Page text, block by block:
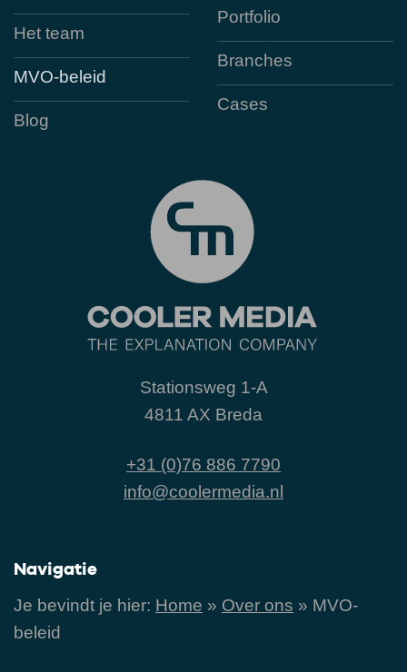
Het team
MVO-beleid
Blog
Portfolio
Branches
Cases
Stationsweg 1-A
4811 AX Breda
+31 (0)76 886 7790
info@coolermedia.nl
Navigatie
Je bevindt je hier: Home » Over ons » MVO-
beleid